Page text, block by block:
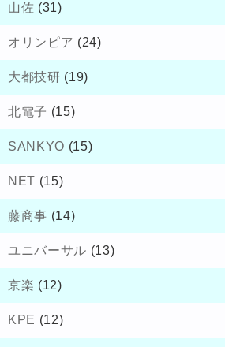
山佐 (31)
オリンピア (24)
大都技研 (19)
北電子 (15)
SANKYO (15)
NET (15)
藤商事 (14)
ユニバーサル (13)
京楽 (12)
KPE (12)